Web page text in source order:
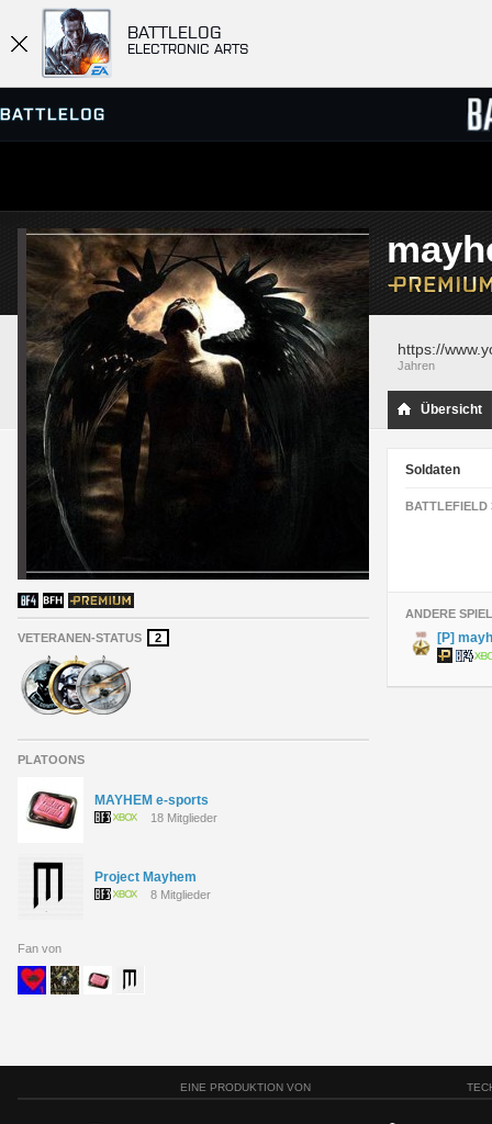
BATTLELOG
ELECTRONIC ARTS
SERVER-BROWSER
MATCHES
VETERANEN-STATUS 2
PLATOONS
MAYHEM e-sports
18 Mitglieder
Project Mayhem
8 Mitglieder
Fan von
https://
Jahren
Übersicht
Soldaten
BATTLEFIELD
ANDERE
[P]
EINE PRODUKTION VON